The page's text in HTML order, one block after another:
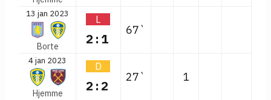
13 jan 2023
Borte
L
2:1
67`
4 jan 2023
Hjemme
D
2:2
27` 1